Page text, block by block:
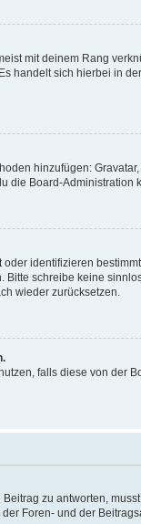
mit deinem Rang
handelt sich hierbei in
hinzufügen:
die Board-Administration
identifizieren
schreibe keine
wieder zurücksetzen.
falls diese von der
zu antworten,
Foren- und der